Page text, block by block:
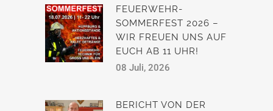
FEUERWEHR-
SOMMERFEST 2026 –
WIR FREUEN UNS AUF
EUCH AB 11 UHR!
08 Juli, 2026
BERICHT VON DER